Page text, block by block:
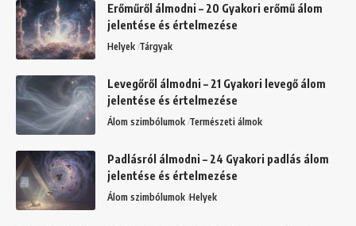
Erőműről álmodni – 20 Gyakori erőmű álom
jelentése és értelmezése
Helyek Tárgyak
Levegőről álmodni – 21 Gyakori levegő álom
jelentése és értelmezése
Álom szimbólumok Természeti álmok
Padlásról álmodni – 24 Gyakori padlás álom
jelentése és értelmezése
Álom szimbólumok Helyek